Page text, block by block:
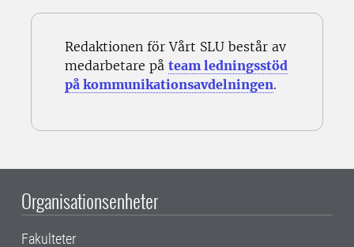
Redaktionen för Vårt SLU består av
medarbetare på team ledningsstöd
på kommunikationsavdelningen.
Organisationsenheter
Fakulteter